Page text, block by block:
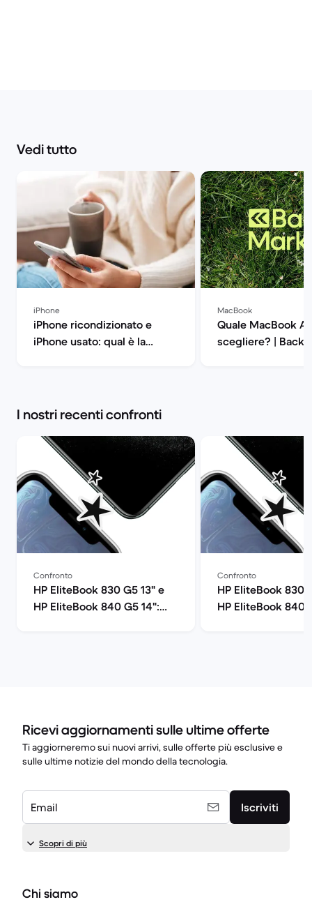
Vedi tutto
iPhone
iPhone ricondizionato e
iPhone usato: qual è la
MacBook
Quale MacBook
scegliere? | Back
I nostri recenti confronti
Confronto
HP EliteBook 830 G5 13" e
HP EliteBook 840 G5 14":
Confronto
HP EliteBook 830
HP EliteBook 840
Ricevi aggiornamenti sulle ultime offerte
Ti aggiorneremo sui nuovi arrivi, sulle offerte più esclusive e
sulle ultime notizie del mondo della tecnologia.
Email Iscriviti
Scopri di più
Chi siamo